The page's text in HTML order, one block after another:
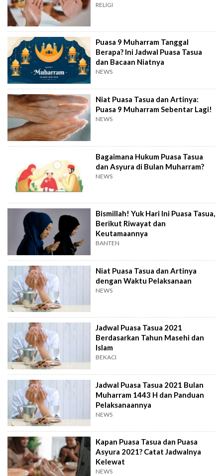
RELIGI
Puasa 9 Muharram Tanggal
Berapa? Ini Jadwal Puasa Tasua
dan Bacaan Niatnya
NEWS
Niat Puasa Tasua dan Artinya:
Puasa 9 Muharram Sebentar Lagi!
NEWS
Bagaimana Hukum Puasa Tasua
dan Asyura di Bulan Muharram?
NEWS
Bismillah! Yuk Hari Ini Puasa Tasua,
Berikut Riwayat dan
Keutamaannya
BANTEN
Niat Puasa Tasua dan Artinya
dengan Waktu Pelaksanaan
NEWS
Jadwal Puasa Tasua 2021
Berdasarkan Tahun Masehi dan
Islam
BEKACI
Jadwal Puasa Tasua 2021 Bulan
Muharram 1443 H dan Panduan
Pelaksanaannya
NEWS
Kapan Puasa Tasua dan Puasa
Asyura 2021? Catat Jadwalnya
Kelewat
NEWS